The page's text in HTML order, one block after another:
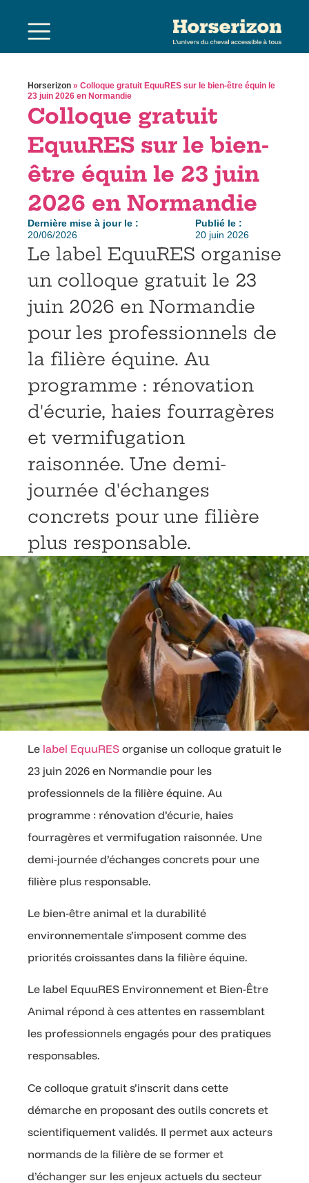
Horserizon » Colloque gratuit EquuRES sur le bien-être équin le
23 juin 2026 en Normandie
Colloque gratuit
EquuRES sur le bien-
être équin le 23 juin
2026 en Normandie
Dernière mise à jour le :
20/06/2026
Publié le :
20 juin 2026
Le label EquuRES organise
un colloque gratuit le 23
juin 2026 en Normandie
pour les professionnels de
la filière équine. Au
programme : rénovation
d'écurie, haies fourragères
et vermifugation
raisonnée. Une demi-
journée d'échanges
concrets pour une filière
plus responsable.
Le label EquuRES organise un colloque gratuit le
23 juin 2026 en Normandie pour les
professionnels de la filière équine. Au
programme : rénovation d’écurie, haies
fourragères et vermifugation raisonnée. Une
demi-journée d’échanges concrets pour une
filière plus responsable.
Le bien-être animal et la durabilité
environnementale s’imposent comme des
priorités croissantes dans la filière équine.
Le label EquuRES Environnement et Bien-Être
Animal répond à ces attentes en rassemblant
les professionnels engagés pour des pratiques
responsables.
Ce colloque gratuit s’inscrit dans cette
démarche en proposant des outils concrets et
scientifiquement validés. Il permet aux acteurs
normands de la filière de se former et
d’échanger sur les enjeux actuels du secteur